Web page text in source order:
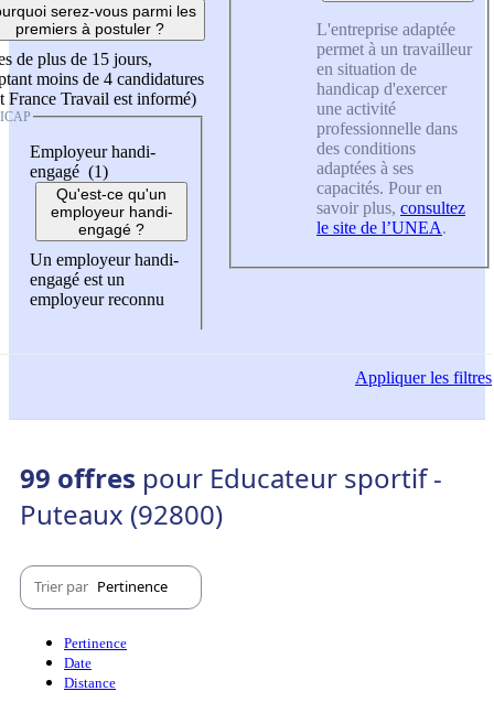
serez-vous parmi les
premiers à postuler ?
de plus de 15 jours,
moins de 4 candidatures
France Travail est informé)
Employeur handi-
engagé (1)
Qu'est-ce qu'un
employeur handi-
engagé ?
Un employeur handi-
engagé est un
employeur reconnu
L'entreprise adaptée
permet à un travailleur
en situation de
handicap d'exercer
une activité
professionnelle dans
des conditions
adaptées à ses
capacités. Pour en
savoir plus, consultez
le site de l’UNEA.
Appliquerles filtres
99 offres pour Educateur sportif -
Puteaux (92800)
Trier par Pertinence
Pertinence
Date
Distance